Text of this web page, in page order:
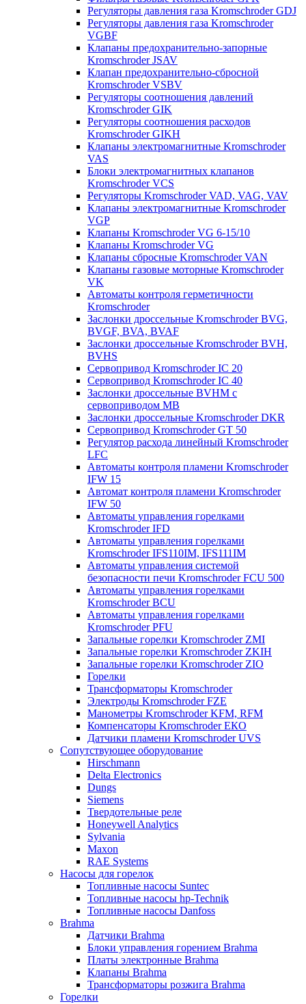
Регуляторы давления газа Kromschroder GDJ
Регуляторы давления газа Kromschroder
VGBF
Клапаны предохранительно-запорные
Kromschroder JSAV
Клапан предохранительно-сбросной
Kromschroder VSBV
Регуляторы соотношения давлений
Kromschroder GIK
Регуляторы соотношения расходов
Kromschroder GIKH
Клапаны электромагнитные Kromschroder
VAS
Блоки электромагнитных клапанов
Kromschroder VCS
Регуляторы Kromschroder VAD, VAG, VAV
Клапаны электромагнитные Kromschroder
VGP
Клапаны Kromschroder VG 6-15/10
Клапаны Kromschroder VG
Клапаны сбросные Kromschroder VAN
Клапаны газовые моторные Kromschroder
VK
Автоматы контроля герметичности
Kromschroder
Заслонки дроссельные Kromschroder BVG,
BVGF, BVA, BVAF
Заслонки дроссельные Kromschroder BVH,
BVHS
Сервопривод Kromschroder IC 20
Сервопривод Kromschroder IC 40
Заслонки дроссельные BVHM с
сервоприводом МВ
Заслонки дроссельные Kromschroder DKR
Cервопривод Kromschroder GT 50
Регулятор расхода линейный Kromschroder
LFC
Автоматы контроля пламени Kromschroder
IFW 15
Автомат контроля пламени Kromschroder
IFW 50
Автоматы управления горелками
Kromschroder IFD
Автоматы управления горелками
Kromschroder IFS110IM, IFS111IM
Автоматы управления системой
безопасности печи Kromschroder FCU 500
Автоматы управления горелками
Kromschroder BCU
Автоматы управления горелками
Kromschroder PFU
Запальные горелки Kromschroder ZМI
Запальные горелки Kromschroder ZKIH
Запальные горелки Kromschroder ZIO
Горелки
Трансформаторы Kromschroder
Электроды Kromschroder FZE
Манометры Kromschroder KFM, RFM
Компенсаторы Kromschroder ЕКО
Датчики пламени Kromschroder UVS
Сопутствующее оборудование
Hirschmann
Delta Electronics
Dungs
Siemens
Твердотельные реле
Honeywell Analytics
Sylvania
Maxon
RAE Systems
Насосы для горелок
Топливные насосы Suntec
Топливные насосы hp-Technik
Топливные насосы Danfoss
Brahma
Датчики Brahma
Блоки управления горением Brahma
Платы электронные Brahma
Клапаны Brahma
Трансформаторы розжига Brahma
Горелки